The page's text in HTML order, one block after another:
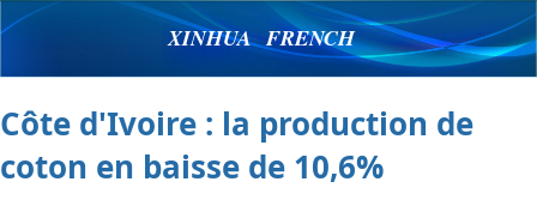
XINHUA FRENCH
Côte d'Ivoire : la production de
coton en baisse de 10,6%